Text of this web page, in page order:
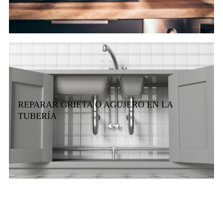
REPARAR GRIETA O AGUJERO EN LA
TUBERÍA